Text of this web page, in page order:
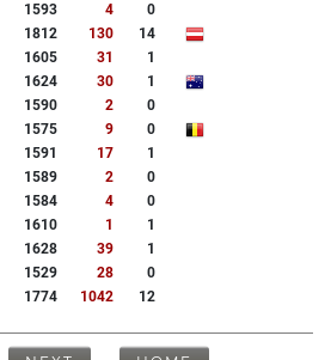
1593 4
0
1812 130
14
1605 31
1
1624 30
1
1590 2
0
1575 9
0
1591 17
1
1589 2
0
1584 4
0
1610 1
1
1628 39
1
1529 28
0
1774 1042 12